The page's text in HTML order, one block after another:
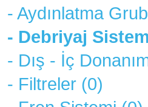
- Aydınlatma
- Debriyaj
- Dış - İç
- Filtreler (0)